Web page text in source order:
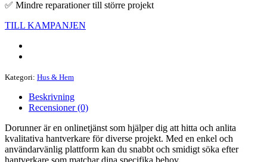
✅ Mindre reparationer till större projekt
TILL KAMPANJEN
Kategori: Hus & Hem
Beskrivning
Recensioner (0)
Dorunner är en onlinetjänst som hjälper dig att hitta och anlita
kvalitativa hantverkare för diverse projekt. Med en enkel och
användarvänlig plattform kan du snabbt och smidigt söka efter
hantverkare som matchar dina specifika behov.